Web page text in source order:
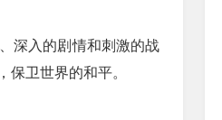
深入的剧情和刺激的战
卫世界的和平。